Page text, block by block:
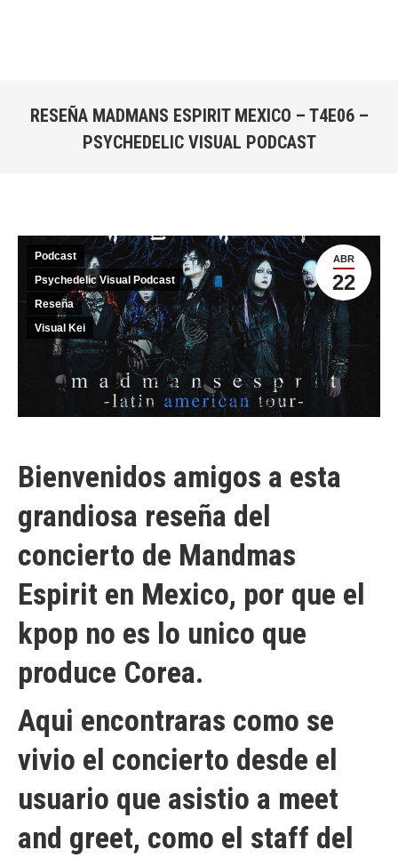
RESEÑA MADMANS ESPIRIT MEXICO – T4E06 –
PSYCHEDELIC VISUAL PODCAST
ABR
22
Podcast
Psychedelic Visual Podcast
Reseña
Visual Kei
Bienvenidos amigos a esta
grandiosa reseña del
concierto de Mandmas
Espirit en Mexico, por que el
kpop no es lo unico que
produce Corea.
Aqui encontraras como se
vivio el concierto desde el
usuario que asistio a meet
and greet, como el staff del